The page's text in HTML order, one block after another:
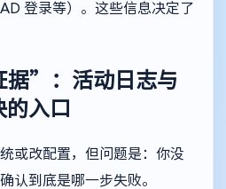
登录等）。这些信息决定了
据”：活动日志与
的入口
或改配置，但问题是：你没
认到底是哪一步失败。